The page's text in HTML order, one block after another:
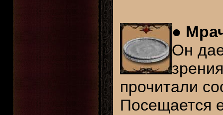
●
Он
прочитали
Посещается